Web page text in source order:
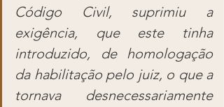
Código Civil, suprimiu a
exigência, que este tinha
introduzido, de homologação
da habilitação pelo juiz, o que a
tornava desnecessariamente